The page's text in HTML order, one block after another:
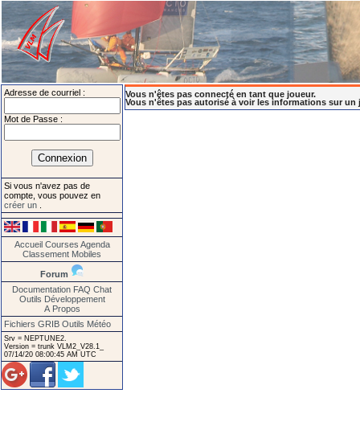
Adresse de courriel :
Mot de Passe :
Si vous n'avez pas de
compte, vous pouvez en
créer un
Accueil Courses Agenda
Classement Mobiles
Forum
Documentation FAQ Chat
Outils Développement
A Propos
Fichiers GRIB Outils Météo
Srv = NEPTUNE2.
Version = trunk VLM2_V28.1_
07/14/20 08:00:45 AM UTC
Vous n'êtes pas connecté en tant que joueur.
Vous n'êtes pas autorisé à voir les informations sur un